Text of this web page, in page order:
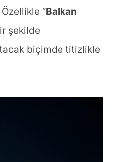
“Balkan
şekilde
biçimde titizlikle